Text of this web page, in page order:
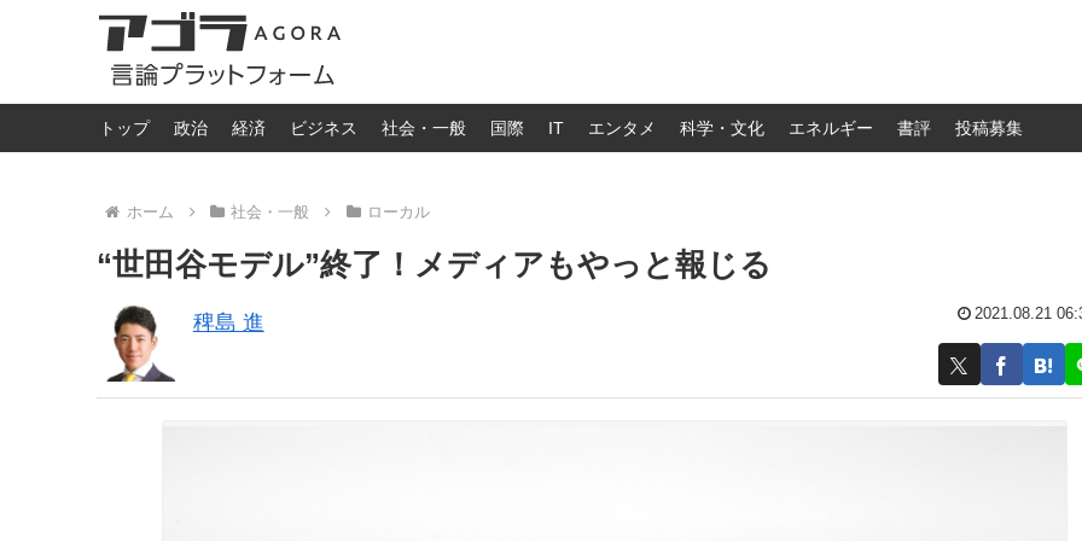
トップ 政治 経済 ビジネス 社会・一般 国際 IT エンタメ 科学・文化 エネルギー 書評 投稿募集
ホーム 社会・一般 ローカル
“世田谷モデル”終了！メディアもやっと報じる
稗島 進 2021.08.21